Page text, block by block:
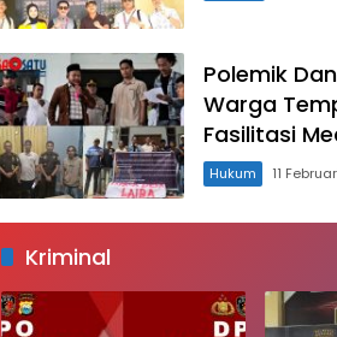
Polemik
Warga
Fasilitasi
Hukum 11
Kriminal